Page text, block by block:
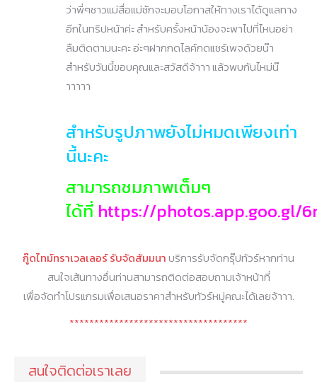
ว่าพี่ๆชาวแม่สื่อแม่ชักจะมอบโอกาสให้ทางเราได้ดูแลทาง
อีกในทริปหน้าค่ะ สำหรับครั้งหน้าน้องจะพาไปที่ไหนอย่า
ลืมติดตามนะคะ อ่ะๆฝากกดไลค์กดแชร์เพจด้วยน๊า
สำหรับวันนี้ขอบคุณและสวัสดีจ้าาา แล้วพบกันไหม่น๊
าาาาา
สำหรับรูปภาพยังไม่หมดเพียงเท่า
นี้นะคะ
สามารถชมภาพเต็มๆ
ได้ที่ https://photos.app.goo.gl/
กู๊ดไทม์ทราเวลเลอร์ รับจัดสัมมนาบริการรับจัดกรุ๊ปทัวร์หากท่าน
สนใจเส้นทางอื่นท่านสามารถติดต่อสอบถามเจ้าหน้าที่
เพื่อจัดทำโปรแกรมเพื่อเสนอราคาสำหรับทัวร์หมู่คณะได้เลยจ้าาา.
************************************
สนใจติดต่อเราเลย